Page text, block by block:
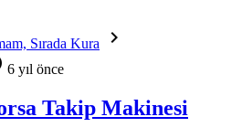
Sırada Kura

6 yıl önce
Takip Makinesi